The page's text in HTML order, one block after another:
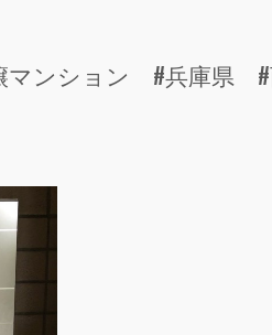
ンション #兵庫県 #